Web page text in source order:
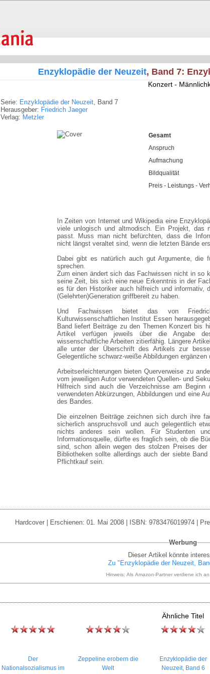
Enzyklopädie der Neuzeit, Band 7:
Konzert -
Serie: Enzyklopädie der Neuzeit, Band 7
Herausgeber: Friedrich Jaeger
Verlag: Metzler
Gesamt
Anspruch
Aufmachung
Bildqualität
Preis - Leistungs -
In Zeiten von Internet und Wikipedia eine
viele unlogisch und altmodisch. Ein Projekt, das
passt. Muss man nicht befürchten, dass die
nicht längst veraltet sind, wenn die letzten Bände
Dabei gibt es natürlich auch gut Argumente, die
sprechen.
Zum einen ändert sich das Fachwissen nicht in so
seine Zeit, bis sich eine neue Erkenntnis in der
es für den Historiker auch hilfreich und informativ,
(Gelehrten)Generation griffbereit zu haben.
Und Fachwissen bietet das von
Kulturwissenschaftlichen Institut Essen
Band liefert Beiträge zu den Themen Konzert bis
Artikel verfügen jeweils über die Angabe
wissenschaftliche Arbeiten zitierfähig. Längere
alle unter der Überschrift des Artikels zur
Gelegentliche schwarz-weiße Abbildungen ergänzen
Arbeitserleichterungen bieten Querverweise zu
vom jeweiligen Autor verwendeten Quellen- und
Hilfreich sind auch die Verzeichnisse am
verwendeten Abkürzungen, Abbildungen und eine
des Bandes.
Die einzelnen Beiträge zeichnen sich durch ihre
sicherlich anspruchsvoll und auch gelegentlich
nichts anderes sein wollen. Für Studenten
Informationsquelle, dürfte es fraglich sein, ob die
sind, schon allein wegen des stolzen Preises der
Bibliotheken sollte allerdings auch der siebte
Pflichtkauf sein.
Hardcover | Erschienen: 01. Mai 2008 | ISBN: 9783476019974 |
Werbung
Dieser Artikel könnte
Zu "Enzyklopädie der Neuzeit,
Hinweis: Als Amazon-Partner verdiene ich
Ähnliche Titel
Der
Nationalsozialismus im
Zeppeline erobern die
Welt
Enzyklopädie der
Neuzeit, Band 6